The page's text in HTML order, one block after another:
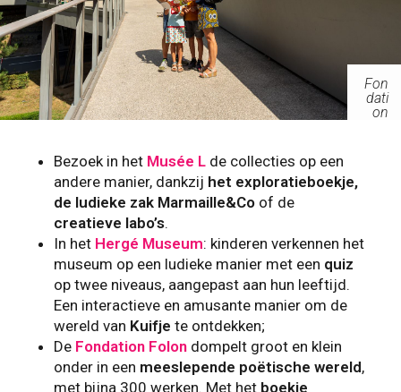
Fon
dati
on
Bezoek in het Musée L de collecties op een
andere manier, dankzij het exploratieboekje,
de ludieke zak Marmaille&Co of de
creatieve labo’s.
In het Hergé Museum: kinderen verkennen het
museum op een ludieke manier met een quiz
op twee niveaus, aangepast aan hun leeftijd.
Een interactieve en amusante manier om de
wereld van Kuifje te ontdekken;
De Fondation Folon dompelt groot en klein
onder in een meeslepende poëtische wereld,
met bijna 300 werken. Met het boekje